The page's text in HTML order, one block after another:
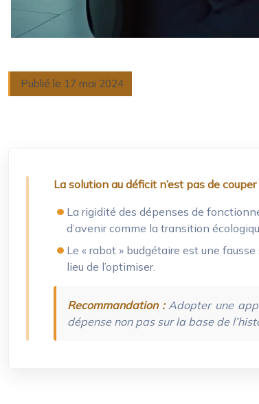
Publié le 17 mai 2024
La solution au déficit n’est pas de
La rigidité des dépenses de
d’avenir comme la transition
Le « rabot » budgétaire est une
lieu de l’optimiser.
Recommandation :Adopter une
dépense non pas sur la base de